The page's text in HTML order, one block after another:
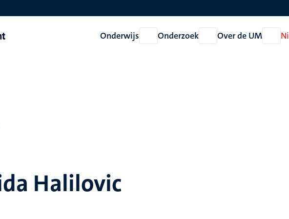
Onderwijs
Open
Onderwijs
Onderzoek
Open
Onderzoek
Over de UM
Open
Over
Halilovic